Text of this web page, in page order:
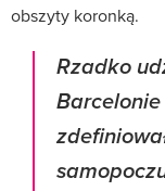
obszyty koronką.
Rzadko